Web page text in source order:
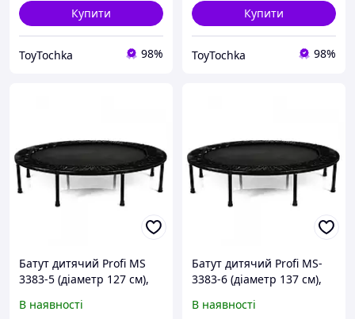
Купити
ToyTochka 98%
Купити
ToyTochka 98%
Батут дитячий Profi MS
3383-5 (діаметр 127 см),
В наявності
Батут дитячий Profi MS-
3383-6 (діаметр 137 см),
В наявності